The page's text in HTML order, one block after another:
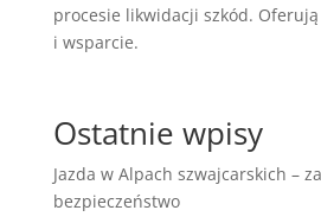
procesie likwidacji szkód.
i wsparcie.
Ostatnie wpisy
Jazda w Alpach szwajcarskich –
bezpieczeństwo